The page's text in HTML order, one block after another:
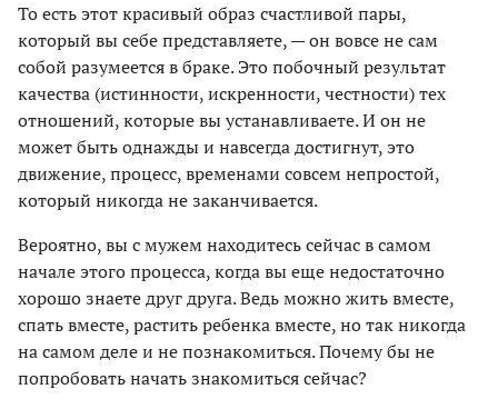
То есть этот красивый образ счастливой пары,
который вы себе представляете, — он вовсе не сам
собой разумеется в браке. Это побочный результат
качества (истинности, искренности, честности) тех
отношений, которые вы устанавливаете. И он не
может быть однажды и навсегда достигнут, это
движение, процесс, временами совсем непростой,
который никогда не заканчивается.
Вероятно, вы с мужем находитесь сейчас в самом
начале этого процесса, когда вы еще недостаточно
хорошо знаете друг друга. Ведь можно жить вместе,
спать вместе, растить ребенка вместе, но так никогда
на самом деле и не познакомиться. Почему бы не
попробовать начать знакомиться сейчас?